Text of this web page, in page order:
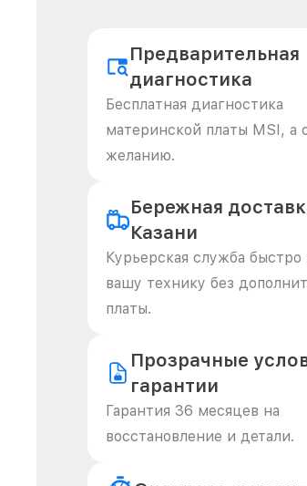
Предварительная
диагностика
Бесплатная диагностика
материнской платы MSI, а
желанию.
Бережная
Казани
Курьерская служба быстро
вашу технику без
платы.
Прозрачные
гарантии
Гарантия 36 месяцев на
восстановление и детали.